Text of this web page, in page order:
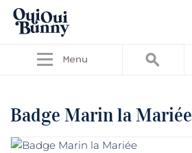
Menu
Badge Marin la Mariée